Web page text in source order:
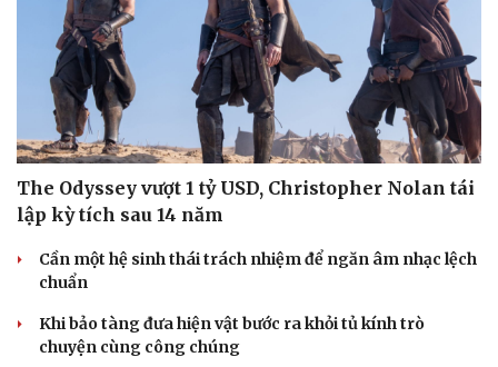
The Odyssey vượt 1 tỷ USD, Christopher Nolan tái
lập kỳ tích sau 14 năm
Cần một hệ sinh thái trách nhiệm để ngăn âm nhạc lệch
chuẩn
Khi bảo tàng đưa hiện vật bước ra khỏi tủ kính trò
chuyện cùng công chúng